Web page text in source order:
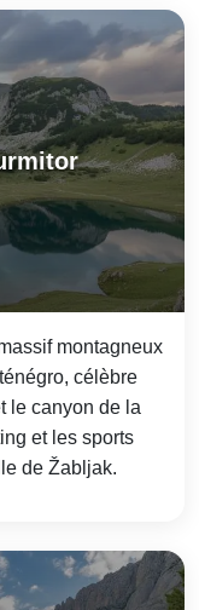
montagneux
célèbre
le canyon de la
et les sports
de Žabljak.